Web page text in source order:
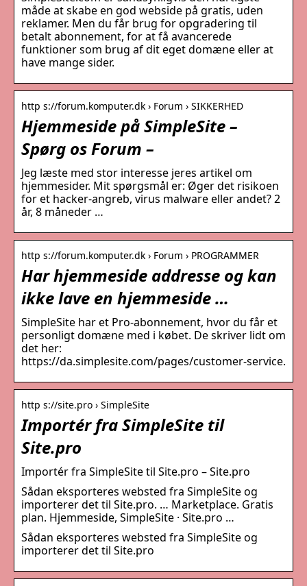
måde at skabe en god webside på gratis, uden
reklamer. Men du får brug for opgradering til
betalt abonnement, for at få avancerede
funktioner som brug af dit eget domæne eller at
have mange sider.
http s://forum.komputer.dk › Forum › SIKKERHED
Hjemmeside på SimpleSite –
Spørg os Forum –
Jeg læste med stor interesse jeres artikel om
hjemmesider. Mit spørgsmål er: Øger det risikoen
for et hacker-angreb, virus malware eller andet? 2
år, 8 måneder …
http s://forum.komputer.dk › Forum › PROGRAMMER
Har hjemmeside addresse og kan
ikke lave en hjemmeside …
SimpleSite har et Pro-abonnement, hvor du får et
personligt domæne med i købet. De skriver lidt om
det her:
https://da.simplesite.com/pages/customer-service.
http s://site.pro › SimpleSite
Importér fra SimpleSite til
Site.pro
Importér fra SimpleSite til Site.pro – Site.pro
Sådan eksporteres websted fra SimpleSite og
importerer det til Site.pro. … Marketplace. Gratis
plan. Hjemmeside, SimpleSite · Site.pro …
Sådan eksporteres websted fra SimpleSite og
importerer det til Site.pro